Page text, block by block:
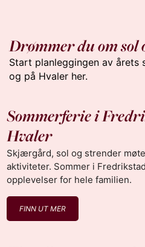
Drømmer du om sol
Start planleggingen av årets
og på Hvaler her.
Sommerferie i
Hvaler
Skjærgård, sol og strender
aktiviteter. Sommer i
opplevelser for hele familien.
FINN UT MER